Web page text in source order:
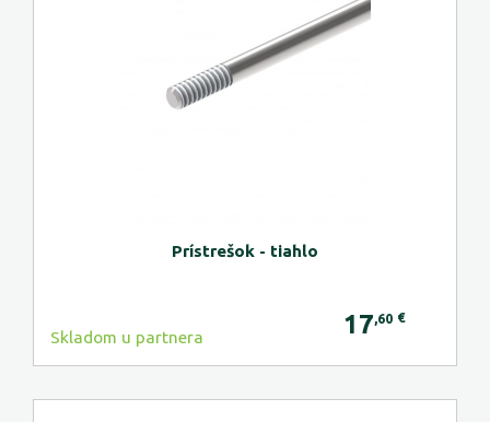
Prístrešok - tiahlo
Skladom u partnera 17 ,60 €